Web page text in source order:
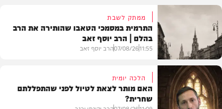
בית המדרש
ממתק לשבת
התרמית במסמכי הטאבו שהותירה את הרב
בהלם | הרב יוסף זאב
11:55
07/08/26הרב יוסף זאב
הלכה יומית
האם מותר לצאת לטיול לפני שהתפללתם
שחרית?